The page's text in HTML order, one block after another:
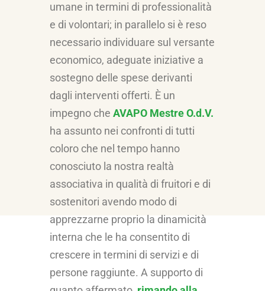
umane in termini di professionalità
e di volontari; in parallelo si è reso
necessario individuare sul versante
economico, adeguate iniziative a
sostegno delle spese derivanti
dagli interventi offerti. È un
impegno che AVAPO Mestre O.d.V.
ha assunto nei confronti di tutti
coloro che nel tempo hanno
conosciuto la nostra realtà
associativa in qualità di fruitori e di
sostenitori avendo modo di
apprezzarne proprio la dinamicità
interna che le ha consentito di
crescere in termini di servizi e di
persone raggiunte. A supporto di